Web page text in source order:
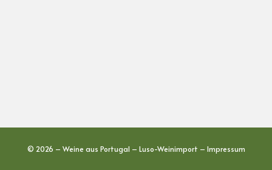
© 2026 – Weine aus Portugal – Luso-Weinimport – Impressum